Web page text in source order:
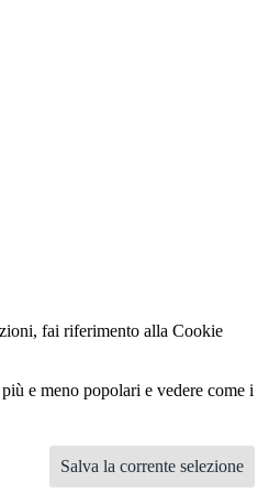
fai riferimento alla Cookie
e meno popolari e vedere come i
Salva la corrente selezione